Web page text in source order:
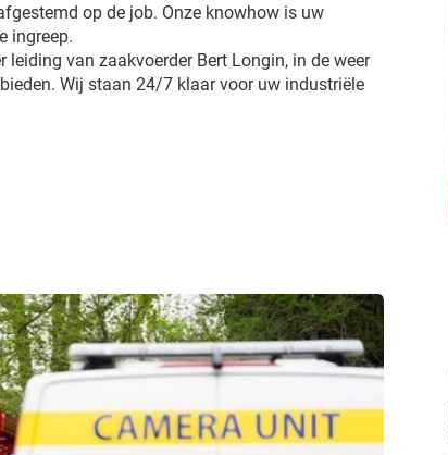
op de job. Onze knowhow is uw
ingreep.
leiding van zaakvoerder Bert Longin, in de weer
Wij staan 24/7 klaar voor uw industriële